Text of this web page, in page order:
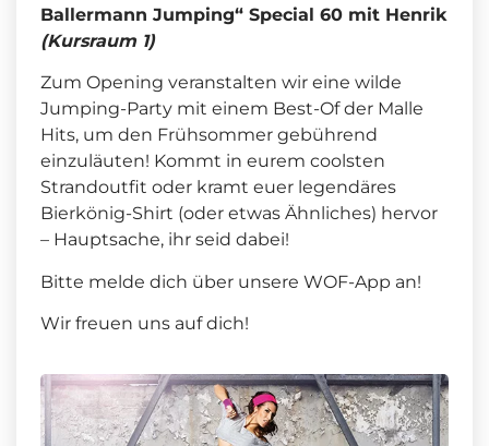
Ballermann Jumping“ Special 60 mit Henrik
(Kursraum 1)
Zum Opening veranstalten wir eine wilde
Jumping-Party mit einem Best-Of der Malle
Hits, um den Frühsommer gebührend
einzuläuten! Kommt in eurem coolsten
Strandoutfit oder kramt euer legendäres
Bierkönig-Shirt (oder etwas Ähnliches) hervor
– Hauptsache, ihr seid dabei!
Bitte melde dich über unsere WOF-App an!
Wir freuen uns auf dich!